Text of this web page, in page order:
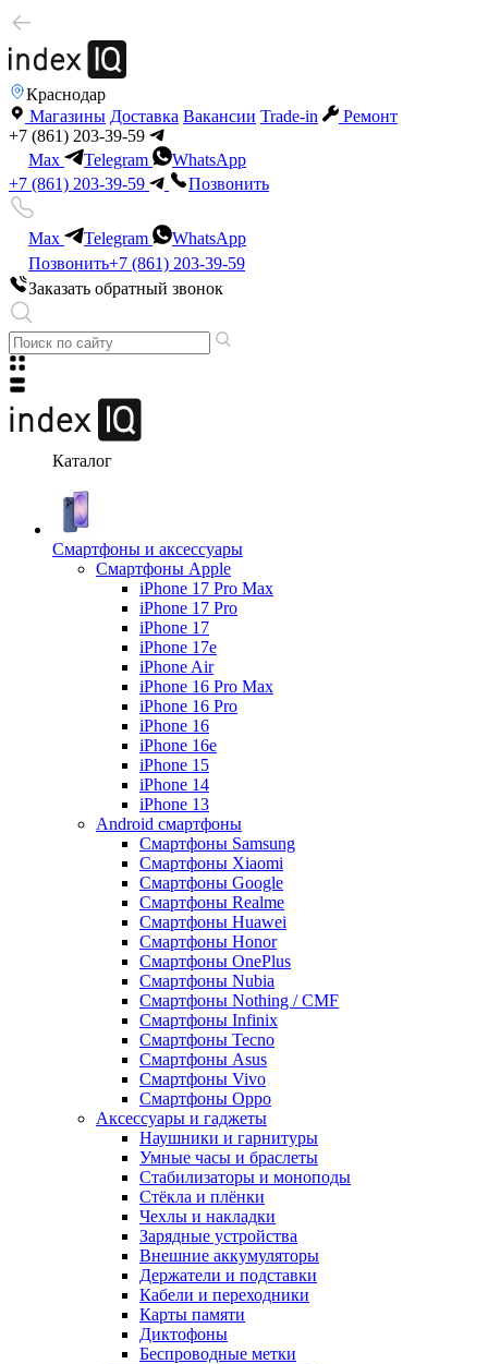
Краснодар
Магазины Доставка Вакансии Trade-in
Ремонт
+7 (861) 203-39-59
Max
Telegram
WhatsApp
+7 (861) 203-39-59
Позвонить
Max Telegram
WhatsApp
Позвонить+7 (861) 203-39-59
Заказать обратный звонок
Каталог
Смартфоны и аксессуары
Смартфоны Apple
iPhone 17 Pro Max
iPhone 17 Pro
iPhone 17
iPhone 17e
iPhone Air
iPhone 16 Pro Max
iPhone 16 Pro
iPhone 16
iPhone 16e
iPhone 15
iPhone 14
iPhone 13
Android cмартфоны
Смартфоны Samsung
Смартфоны Xiaomi
Смартфоны Google
Смартфоны Realme
Смартфоны Huawei
Смартфоны Honor
Смартфоны OnePlus
Смартфоны Nubia
Смартфоны Nothing / CMF
Смартфоны Infinix
Смартфоны Tecno
Смартфоны Asus
Смартфоны Vivo
Смартфоны Oppo
Аксессуары и гаджеты
Наушники и гарнитуры
Умные часы и браслеты
Стабилизаторы и моноподы
Стёкла и плёнки
Чехлы и накладки
Зарядные устройства
Внешние аккумуляторы
Держатели и подставки
Кабели и переходники
Карты памяти
Диктофоны
Беспроводные метки